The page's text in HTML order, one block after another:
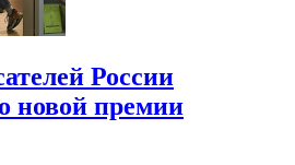
России
новой премии